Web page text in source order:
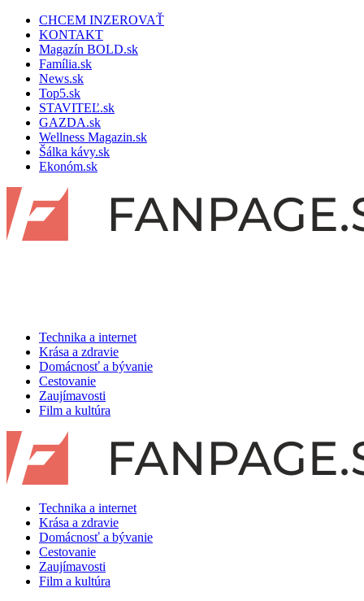
CHCEM INZEROVAŤ
KONTAKT
Magazín BOLD.sk
Família.sk
News.sk
Top5.sk
STAVITEĽ.sk
GAZDA.sk
Wellness Magazin.sk
Šálka kávy.sk
Ekonóm.sk
Technika a internet
Krása a zdravie
Domácnosť a bývanie
Cestovanie
Zaujímavosti
Film a kultúra
Technika a internet
Krása a zdravie
Domácnosť a bývanie
Cestovanie
Zaujímavosti
Film a kultúra